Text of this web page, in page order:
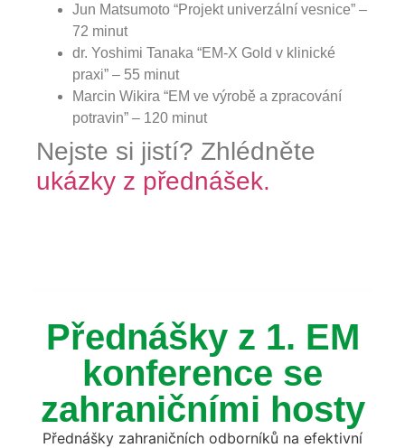
Jun Matsumoto “Projekt univerzální vesnice” –
72 minut
dr. Yoshimi Tanaka “EM-X Gold v klinické
praxi” – 55 minut
Marcin Wikira “EM ve výrobě a zpracování
potravin” – 120 minut
Nejste si jistí? Zhlédněte
ukázky z přednášek.
Přednášky z 1. EM
konference se
zahraničními hosty
Přednášky zahraničních odborníků na efektivní